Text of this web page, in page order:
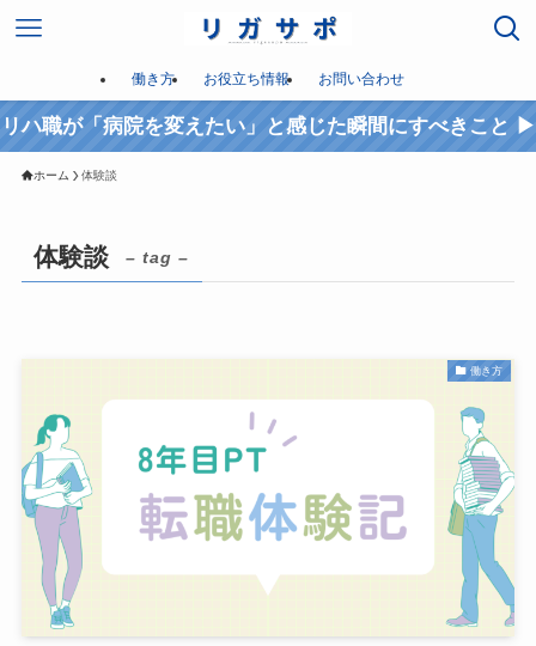
働き方 お役立ち情報 お問い合わせ
リハ職が「病院を変えたい」と感じた瞬間にすべきこと ▶︎
ホーム 体験談
体験談 – tag –
働き方